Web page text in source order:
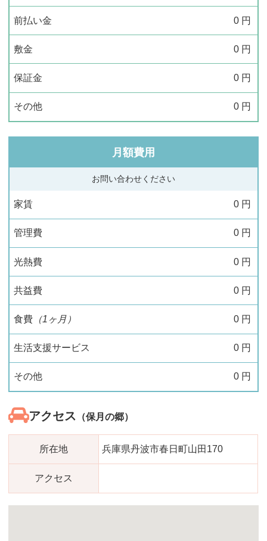
前払い金 0 円
敷金 0 円
保証金 0 円
その他 0 円
月額費用
お問い合わせください
家賃 0 円
管理費 0 円
光熱費 0 円
共益費 0 円
食費（1ヶ月） 0 円
生活支援サービス 0 円
その他 0 円
アクセス （保月の郷）
所在地 兵庫県丹波市春日町山田170
アクセス